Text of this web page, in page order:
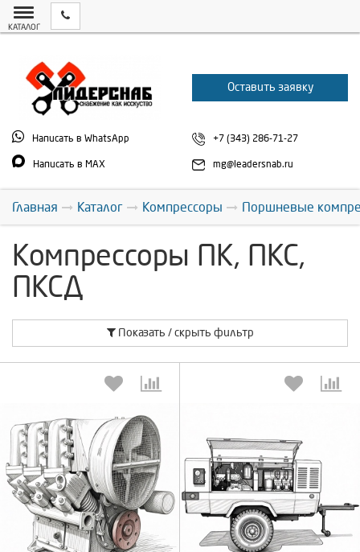
КАТАЛОГ
Оставить заявку
Написать в WhatsApp
Написать в MAX
+7 (343) 286-71-27
mg@leadersnab.ru
Главная Каталог Компрессоры Поршневые
Компрессоры ПК, ПКС,
ПКСД
Показать / скрыть фильтр
Выберите количество: Выберите количество: